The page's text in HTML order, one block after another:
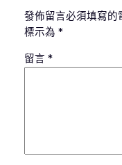
發佈留言必須填寫的
標示為 *
留言 *